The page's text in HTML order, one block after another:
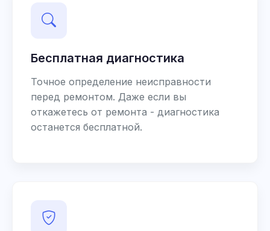
Бесплатная диагностика
Точное определение неисправности
перед ремонтом. Даже если вы
откажетесь от ремонта - диагностика
останется бесплатной.